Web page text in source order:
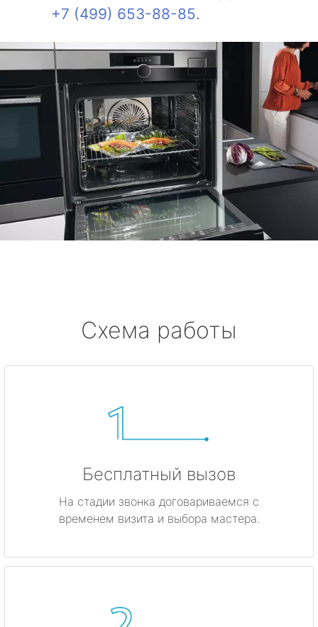
+7 (499) 653-88-85.
Схема работы
Бесплатный вызов
На стадии звонка договариваемся с
временем визита и выбора мастера.